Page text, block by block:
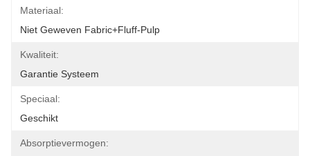
Materiaal:
Niet Geweven Fabric+Fluff-Pulp
Kwaliteit:
Garantie Systeem
Speciaal:
Geschikt
Absorptievermogen: